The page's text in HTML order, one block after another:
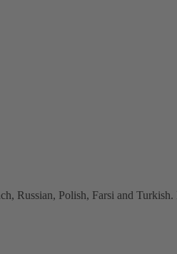
Russian, Polish, Farsi and